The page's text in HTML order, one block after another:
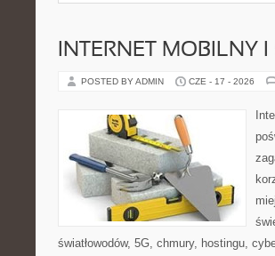
INTERNET MOBILNY I
POSTED BY ADMIN CZE - 17 - 2026
światłowodów, 5G, chmury, hostingu,